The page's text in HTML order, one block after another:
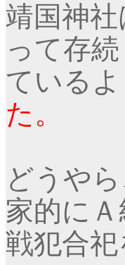
靖国神
って存続
ているよ
た。
どうや
家的にＡ
戦犯合